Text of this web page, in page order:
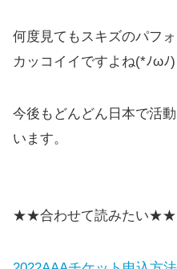
何度見てもスキズのパフ
カッコイイですよね(*ﾉωﾉ)
今後もどんどん日本で活
います。
★★合わせて読みたい★★